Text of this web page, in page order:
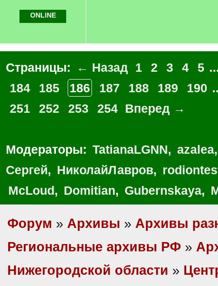
ONLINE
Страницы: ← Назад 1 2 3 4 5
184
185 186 187 188 189 190
251
252 253 254 Вперед →
Модераторы: TatianaLGNN, azalea
Сергей, НиколайЛавров,
McLoud, Domitian, Gubernskaya,
Форум » Архивы » Архивы
Региональные архивы РФ »
Нижегородской области »